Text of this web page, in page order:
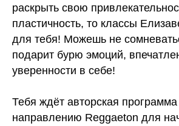
раскрыть свою
пластичность, то классы
для тебя! Можешь не
подарит бурю эмоций,
уверенности в себе!
Тебя ждёт авторская
направлению Reggaeton для